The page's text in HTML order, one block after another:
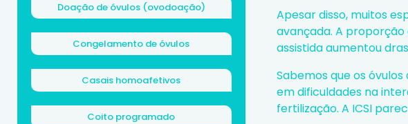
Doação de óvulos (ovodoação)
Congelamento de óvulos
Casais homoafetivos
Coito programado
Apesar disso, muitos
avançada. A
assistida aumentou
Sabemos que os
em dificuldades na
fertilização. A ICSI